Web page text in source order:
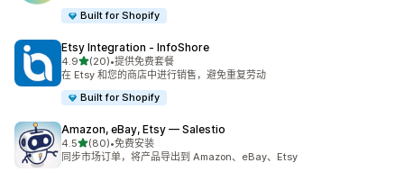
Built for Shopify
Etsy Integration ‑ InfoShore
4.9星（满分 5 星）
(20)
总共 20 条评论
•提供免费套餐
在 Etsy 和您的商店中进行销售，避免重复劳动
Built for Shopify
Amazon, eBay, Etsy — Salestio
4.5星（满分 5 星）
(80)
总共 80 条评论
•免费安装
同步市场订单，将产品导出到 Amazon、eBay、Etsy